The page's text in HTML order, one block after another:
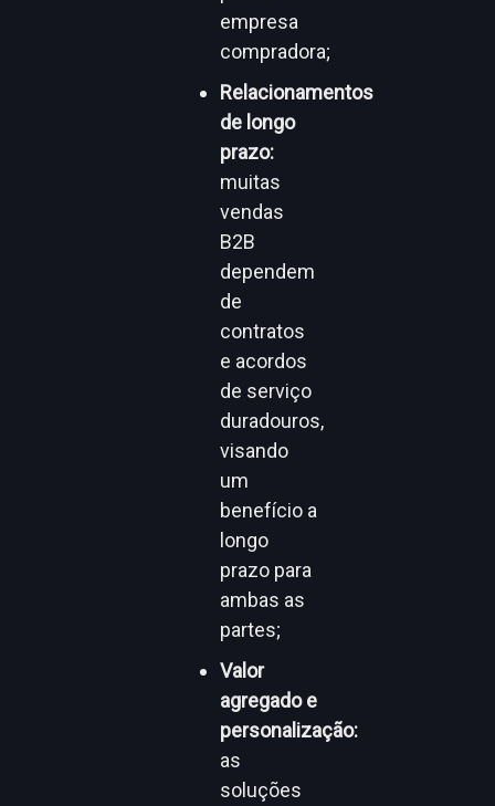
empresa
compradora;
Relacionamentos
de longo
prazo:
muitas
vendas
B2B
dependem
de
contratos
e acordos
de serviço
duradouros,
visando
um
benefício a
longo
prazo para
ambas as
partes;
Valor
agregado e
personalização:
as
soluções